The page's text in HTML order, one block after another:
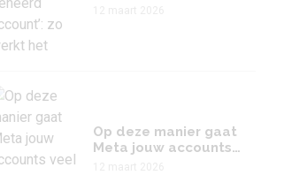
Op deze manier gaat
Meta jouw accounts